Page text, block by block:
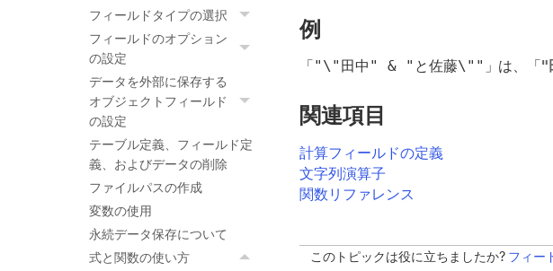
フィールドタイプの選択
フィールドのオプション
の設定
データを外部に保存する
オブジェクトフィールド
の設定
テーブル定義、フィールド定
義、およびデータの削除
ファイルパスの作成
変数の使用
永続データ保存について
式と関数の使い方
例
「"\"田中" & "と佐藤\"" 」は、「"
関連項目
計算フィールドの定義
文字列演算子
関数リファレンス
このトピックは役に立ちましたか? フィー